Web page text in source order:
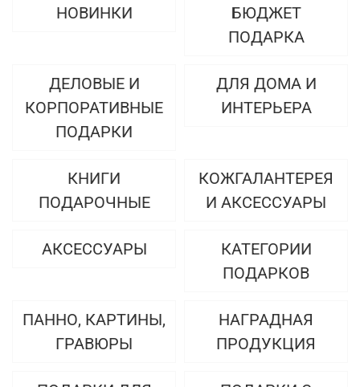
НОВИНКИ
БЮДЖЕТ
ПОДАРКА
ДЕЛОВЫЕ И
КОРПОРАТИВНЫЕ
ПОДАРКИ
ДЛЯ ДОМА И
ИНТЕРЬЕРА
КНИГИ
ПОДАРОЧНЫЕ
КОЖГАЛАНТЕРЕЯ
И АКСЕССУАРЫ
АКСЕССУАРЫ
КАТЕГОРИИ
ПОДАРКОВ
ПАННО, КАРТИНЫ,
ГРАВЮРЫ
НАГРАДНАЯ
ПРОДУКЦИЯ